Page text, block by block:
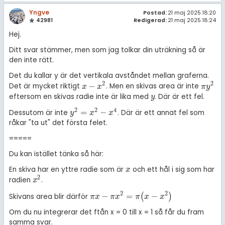
Yngve
42981
Postad: 21 maj 2025 18:20
Redigerad: 21 maj 2025 18:24
Hej.
Ditt svar stämmer, men som jag tolkar din uträkning så är
den inte rätt.
Det du kallar y är det vertikala avståndet mellan graferna.
Det är mycket riktigt x − x2
x- x2 . Men en skivas area är inte πy2
πy2
eftersom en skivas radie inte är lika med y
y. Där är ett fel.
Dessutom är inte y2 = x2 − x4
y2 =x2-x4
. Där är ett annat fel som
råkar "ta ut" det första felet.
=====
Du kan istället tänka så här:
En skiva har en yttre radie som är x
x och ett hål i sig som har
radien x2
x2.
Skivans area blir därför πx − πx2 = π(x − x2 )
πx- πx2=π (x- x2)
Om du nu integrerar det ftån x = 0 till x = 1 så får du fram
samma svar.